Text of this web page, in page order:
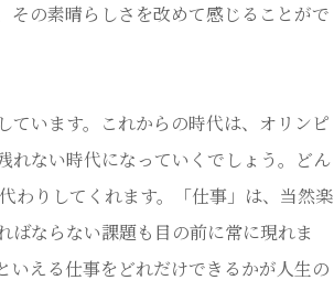
その素晴らしさを改めて感じることがで
ています。これからの時代は、オリンピ
れない時代になっていくでしょう。どん
わりしてくれます。「仕事」は、当然楽
ばならない課題も目の前に常に現れま
いえる仕事をどれだけできるかが人生の